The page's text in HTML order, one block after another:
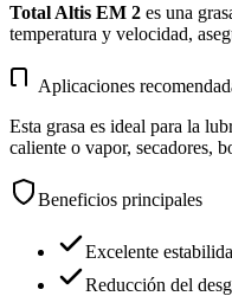
Total Altis EM 2 es una
temperatura y velocidad,
Aplicaciones
Esta grasa es ideal para la
caliente o vapor, secadores,
Beneficios principales
Excelente
Reducción del